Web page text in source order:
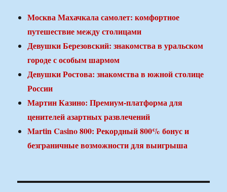
Москва Махачкала самолет: комфортное
путешествие между столицами
Девушки Березовский: знакомства в уральском
городе с особым шармом
Девушки Ростова: знакомства в южной столице
России
Мартин Казино: Премиум-платформа для
ценителей азартных развлечений
Martin Casino 800: Рекордный 800% бонус и
безграничные возможности для выигрыша